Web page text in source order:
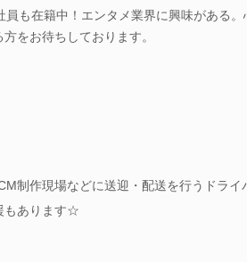
も在籍中！エンタメ業界に興味がある。
をお待ちしております。
制作現場などに送迎・配送を行うドライ
もあります☆